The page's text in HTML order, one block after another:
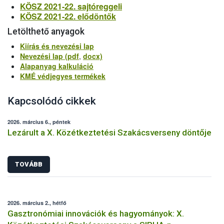
KÖSZ 2021-22. sajtóreggeli
KÖSZ 2021-22. elődöntők
Letölthető anyagok
Kiírás és nevezési lap
Nevezési lap (pdf, docx)
Alapanyag kalkuláció
KMÉ védjegyes termékek
Kapcsolódó cikkek
2026. március 6., péntek
Lezárult a X. Közétkeztetési Szakácsverseny döntője
TOVÁBB
2026. március 2., hétfő
Gasztronómiai innovációk és hagyományok: X.